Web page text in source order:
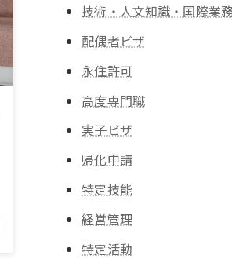
技術・人文知識・国際業
配偶者ビザ
永住許可
高度専門職
実子ビザ
帰化申請
特定技能
経営管理
特定活動